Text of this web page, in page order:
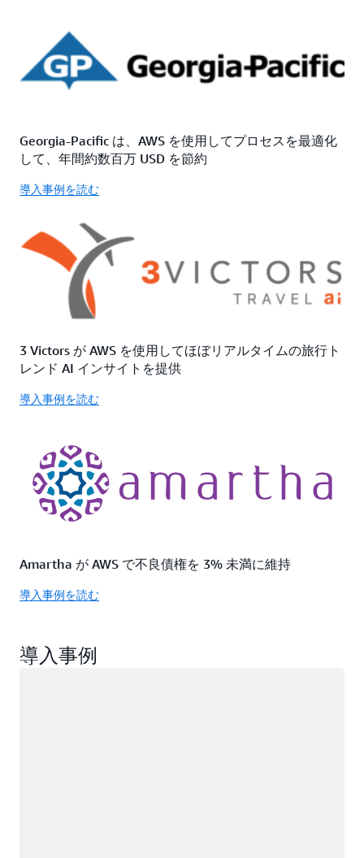
Georgia-Pacific は、AWS を使用してプロセスを最適化
して、年間約数百万 USD を節約
導入事例を読む
3 Victors が AWS を使用してほぼリアルタイムの旅行ト
レンド AI インサイトを提供
導入事例を読む
Amartha が AWS で不良債権を 3% 未満に維持
導入事例を読む
導入事例